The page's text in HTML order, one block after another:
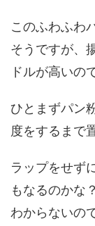
このふわふわ
そうですが、
ドルが高いの
ひとまずパン
度をするまで
ラップをせず
もなるのかな
わからないの